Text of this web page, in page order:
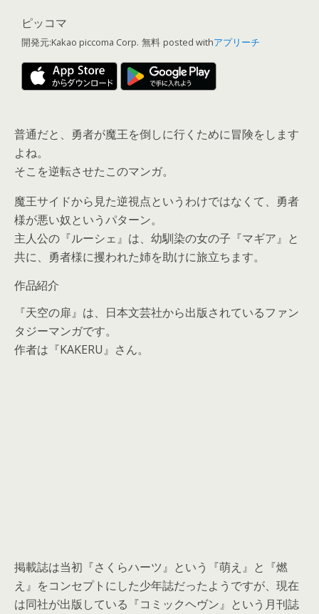
ピッコマ
開発元:Kakao piccoma Corp. 無料 posted withアプリーチ
普通だと、勇者が魔王を倒しに行くために冒険をします
よね。
そこを逆転させたこのマンガ。
魔王サイドから見た逆視点というわけではなくて、勇者
様が悪い奴というパターン。
主人公の『ルーシェ』は、幼馴染の女の子『マギア』と
共に、勇者様に攫われた姉を助けに旅立ちます。
作品紹介
『天空の扉』は、日本文芸社から出版されているファン
タジーマンガです。
作者は『KAKERU』さん。
掲載誌は当初『さくらハーツ』という『萌え』と『燃
え』をコンセプトにした少年誌だったようですが、現在
は同社が出版している『コミックヘヴン』という月刊誌